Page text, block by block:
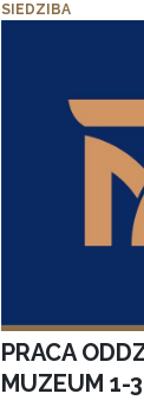
SIEDZIBA
PRACA
MUZEUM 1-